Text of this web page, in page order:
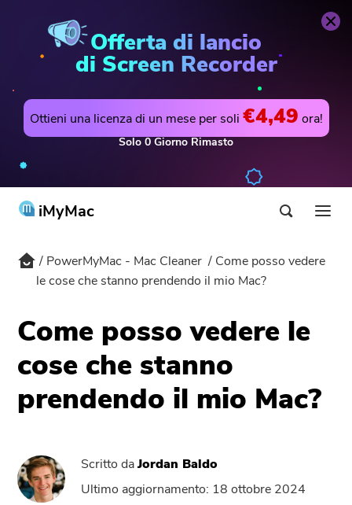
Offerta di lancio
di Screen Recorder
Ottieni una licenza di un mese per soli €4,49 ora!
Solo0 GiornoRimasto
iMyMac
Prodotti & Soluzioni
Hot
PowerMyMac
PowerUninstall
Screen Recorder
Supporto
PowerMyMac - Mac Cleaner
PowerMyMac - Mac Cleaner
Come posso vedere
le cose che stanno prendendo il mio Mac?
Come posso vedere le
cose che stanno
prendendo il mio Mac?
Scritto daJordan Baldo
Ultimo aggiornamento: 18 ottobre 2024